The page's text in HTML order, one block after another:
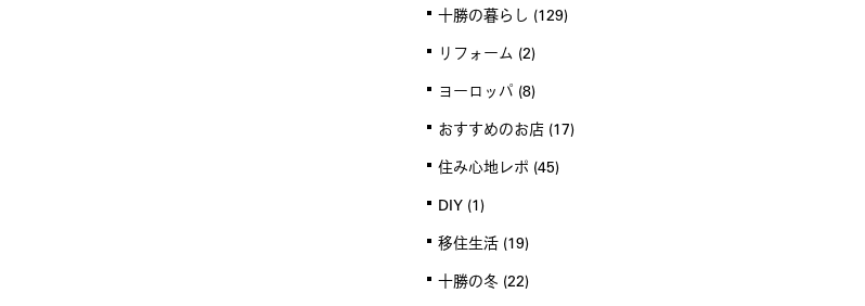
十勝の暮らし (129)
リフォーム (2)
ヨーロッパ (8)
おすすめのお店 (17)
住み心地レポ (45)
DIY (1)
移住生活 (19)
十勝の冬 (22)